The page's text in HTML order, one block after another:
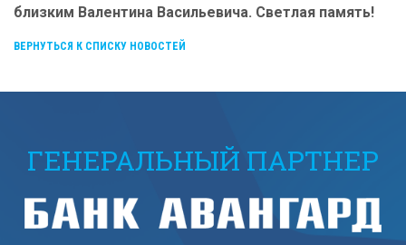
близким Валентина Васильевича. Светлая память!
ВЕРНУТЬСЯ К СПИСКУ НОВОСТЕЙ
ГЕНЕРАЛЬНЫЙ ПАРТНЕР